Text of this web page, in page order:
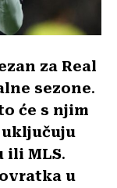
za Real
sezone.
će s njim
uključuju
ili MLS.
u